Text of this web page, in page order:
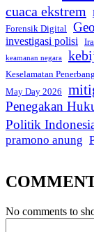
cuaca ekstrem
Forensik Digital
investigasi polisi
keamanan negara
Keselamatan
May Day 2026
Penegakan
Politik
pramono anung
No comments to